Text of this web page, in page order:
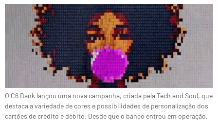
O C6 Bank lançou uma nova campanha, criada pela Tech and Soul, que
destaca a variedade de cores e possibilidades de personalização dos
cartões de crédito e débito. Desde que o banco entrou em operação,